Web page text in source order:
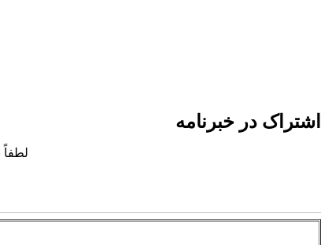
اشتراک در خبرنامه
لطفاً